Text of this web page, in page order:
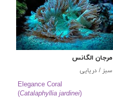
مرجان الگانس
سبز / دریایی
Elegance Coral
(Catalaphyllia jardinei)